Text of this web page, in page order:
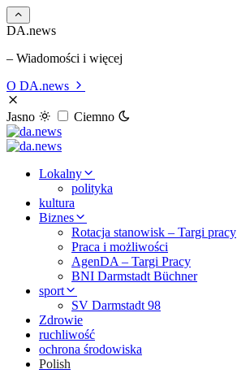
DA.news
– Wiadomości i więcej
O DA.news
Jasno Ciemno
Lokalny
polityka
kultura
Biznes
Rotacja stanowisk – Targi pracy
Praca i możliwości
AgenDA – Targi Pracy
BNI Darmstadt Büchner
sport
SV Darmstadt 98
Zdrowie
ruchliwość
ochrona środowiska
Polish